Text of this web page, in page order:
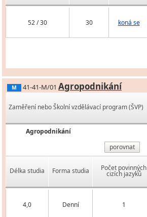
52 / 30 30 koná se
M 41-41-M/01 Agropodnikání
Zaměření nebo Školní vzdělávací program (ŠVP)
Agropodnikání
porovnat
Délka studia Forma studia Počet povinných
cizích jazyků
4,0 Denní 1